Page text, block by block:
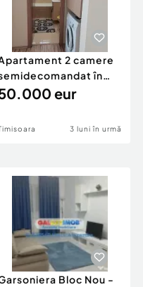
2 camere
în
BUZIASULUI-AEM
eur
3 luni în urmă
Bloc Nou -